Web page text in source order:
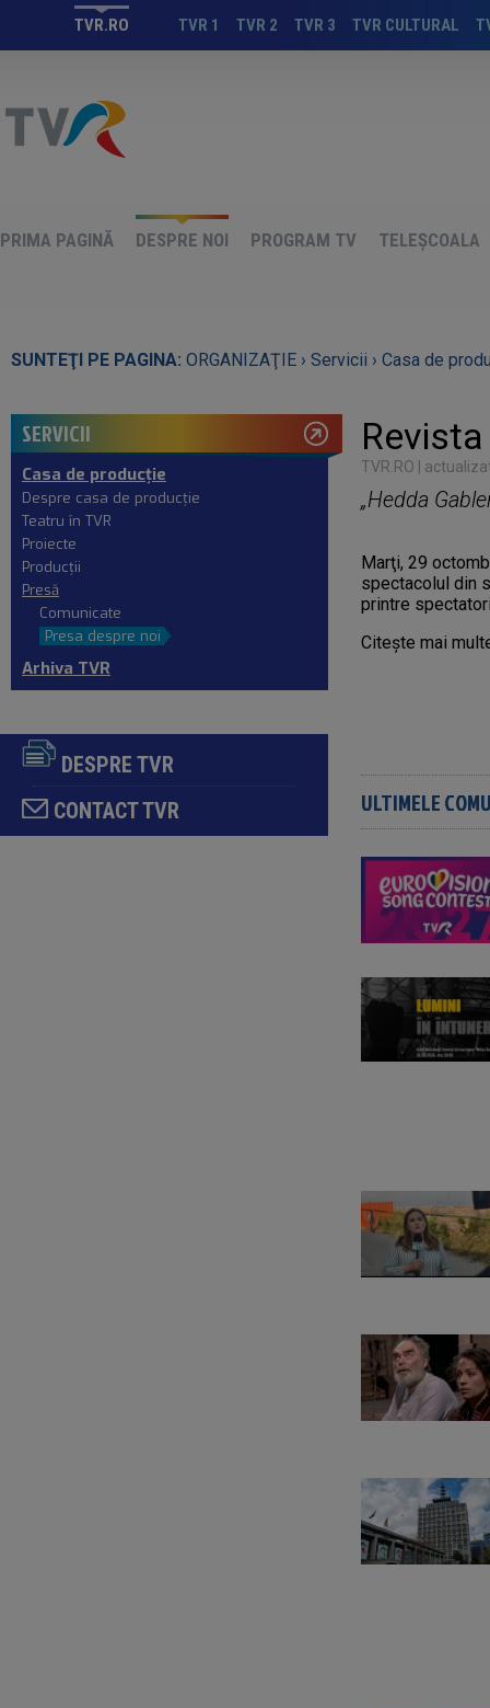
TVR CULTURAL
TVR 3
TVR 2
TVR 1
TVR.RO
PRIMA PAGINĂ DESPRE NOI PROGRAM TV TELEȘCOALA
SUNTEŢI PE PAGINA: ORGANIZAŢIE › Servicii › Casa de
SERVICII
Casa de producţie
Despre casa de producţie
Teatru în TVR
Proiecte
Producţii
Presă
Comunicate
Presa despre noi
Arhiva TVR
DESPRE TVR
CONTACT TVR
TVR.RO |
„Hedda
Marţi, 29
spectacolul din
printre
Citeşte mai
ULTIMELE